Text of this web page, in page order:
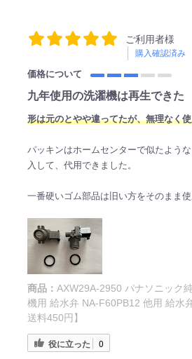
ご利用者様
購入確認済み
価格について
九年使用の洗濯機は再生できた
形は元のとやや違ってたが、無理なく
パッキンはホームセンターで似たよう
入して、代用できました。
一番硬いゴム部品は旧い方をそのまま
商品： AXW29A-2950 パナソニック
機用 給水弁 NA-F60PB12 他用 給水
送料450円】
役に立った 0